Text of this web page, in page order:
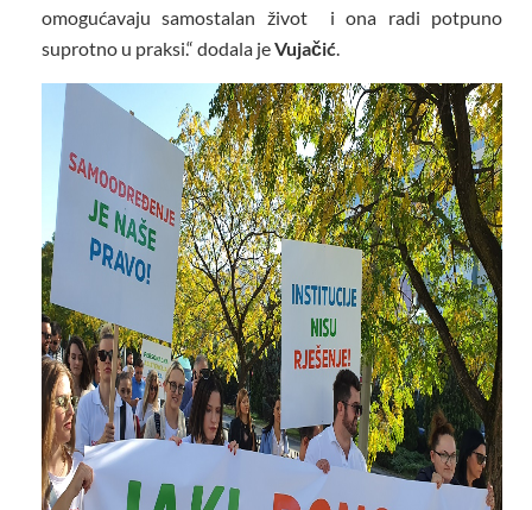
omogućavaju samostalan život i ona radi potpuno
suprotno u praksi.“ dodala jeVujačić.